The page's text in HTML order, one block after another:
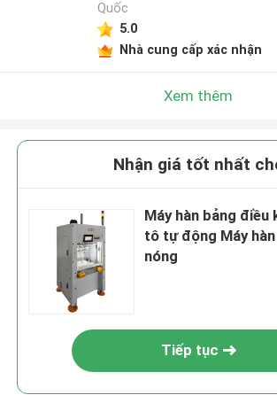
Quốc
5.0
Nhà cung cấp xác nhận
Xem thêm
Nhận giá tốt nhất
Máy hàn bảng điều
tô tự động Máy
nóng
Tiếp tục